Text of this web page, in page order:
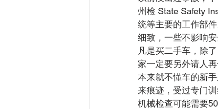
州检 State Safety
统等主要的工作部
细致，一些不影响
凡是买二手车，除
家一定要另外请人
本来就不懂车的新
来痕迹，受过专门
机械检查可能需要